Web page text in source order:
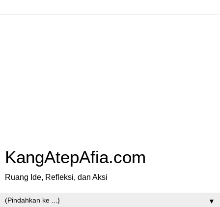
KangAtepAfia.com
Ruang Ide, Refleksi, dan Aksi
▼